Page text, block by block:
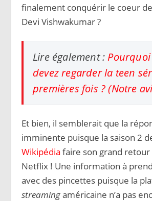
finalement conquérir le coeur
Devi Vishwakumar ?
Lire également :
devez regarder la teen
premières fois ? (Notre
Et bien, il semblerait que la
imminente puisque la saison 2
Wikipédia faire son grand
Netflix ! Une information à
avec des pincettes puisque la
streamingaméricaine n’a pas